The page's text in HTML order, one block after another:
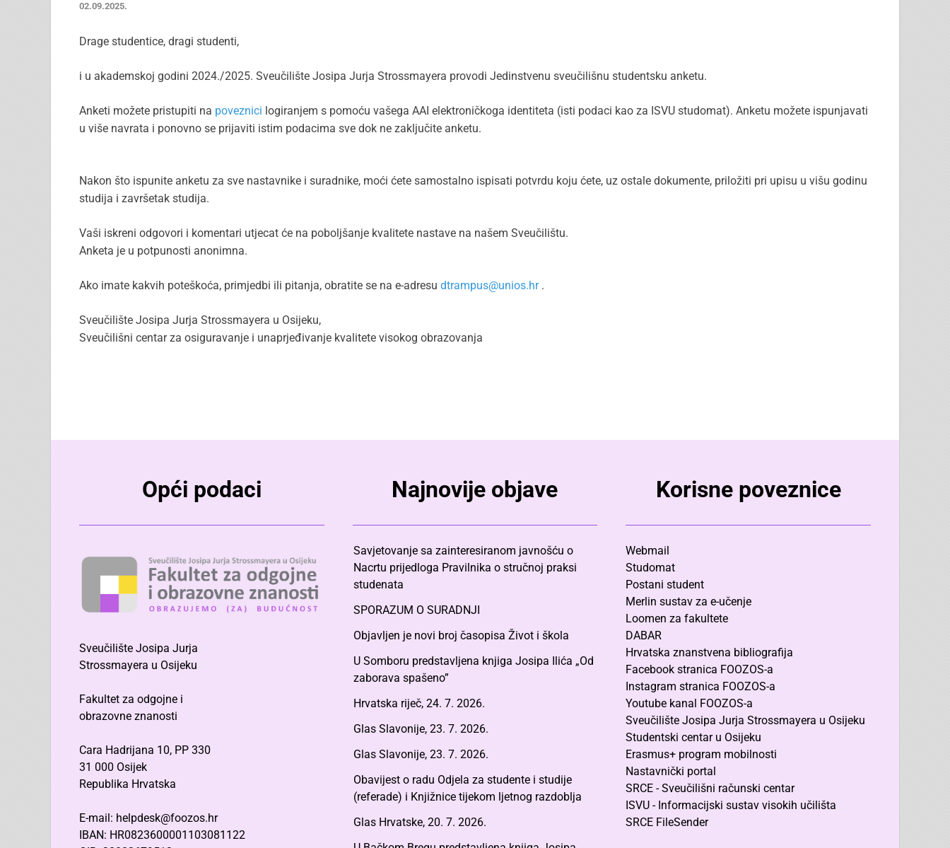
02.09.2025.
Drage studentice, dragi studenti,
i u akademskoj godini 2024./2025. Sveučilište Josipa Jurja Strossmayera provodi Jedinstvenu sveučilišnu studentsku anketu.
Anketi možete pristupiti na poveznici logiranjem s pomoću vašega AAI elektroničkoga identiteta (isti podaci kao za ISVU studomat). Anketu možete ispunjavati
u više navrata i ponovno se prijaviti istim podacima sve dok ne zaključite anketu.
Nakon što ispunite anketu za sve nastavnike i suradnike, moći ćete samostalno ispisati potvrdu koju ćete, uz ostale dokumente, priložiti pri upisu u višu godinu
studija i završetak studija.
Vaši iskreni odgovori i komentari utjecat će na poboljšanje kvalitete nastave na našem Sveučilištu.
Anketa je u potpunosti anonimna.
Ako imate kakvih poteškoća, primjedbi ili pitanja, obratite se na e-adresu dtrampus@unios.hr.
Sveučilište Josipa Jurja Strossmayera u Osijeku,
Sveučilišni centar za osiguravanje i unaprjeđivanje kvalitete visokog obrazovanja
Opći podaci
Sveučilište Josipa Jurja
Strossmayera u Osijeku
Fakultet za odgojne i
obrazovne znanosti
Cara Hadrijana 10, PP 330
31 000 Osijek
Republika Hrvatska
E-mail: helpdesk@foozos.hr
IBAN: HR0823600001103081122
Najnovije objave
Savjetovanje sa zainteresiranom javnošću o
Nacrtu prijedloga Pravilnika o stručnoj praksi
studenata
SPORAZUM O SURADNJI
Objavljen je novi broj časopisa Život i škola
U Somboru predstavljena knjiga Josipa Ilića „Od
zaborava spašeno”
Hrvatska riječ, 24. 7. 2026.
Glas Slavonije, 23. 7. 2026.
Glas Slavonije, 23. 7. 2026.
Obavijest o radu Odjela za studente i studije
(referade) i Knjižnice tijekom ljetnog razdoblja
Glas Hrvatske, 20. 7. 2026.
Korisne poveznice
Webmail
Studomat
Postani student
Merlin sustav za e-učenje
Loomen za fakultete
DABAR
Hrvatska znanstvena bibliografija
Facebook stranica FOOZOS-a
Instagram stranica FOOZOS-a
Youtube kanal FOOZOS-a
Sveučilište Josipa Jurja Strossmayera u Osijeku
Studentski centar u Osijeku
Erasmus+ program mobilnosti
Nastavnički portal
SRCE - Sveučilišni računski centar
ISVU - Informacijski sustav visokih učilišta
SRCE FileSender